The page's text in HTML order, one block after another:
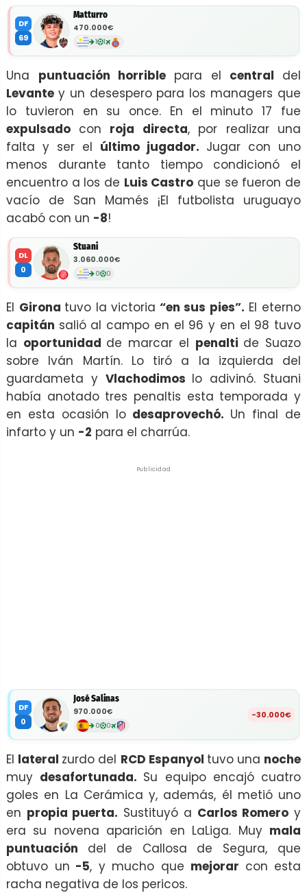
DF
69
Matturro
470.000€
1 1
Una puntuación horrible para el central del
Levante y un desespero para los managers que
lo tuvieron en su once. En el minuto 17 fue
expulsado con roja directa, por realizar una
falta y ser el último jugador. Jugar con uno
menos durante tanto tiempo condicionó el
encuentro a los de Luis Castro que se fueron de
vacío de San Mamés ¡El futbolista uruguayo
acabó con un -8!
DL
0
Stuani
3.060.000€
0 0
El Girona tuvo la victoria “en sus pies”. El eterno
capitán salió al campo en el 96 y en el 98 tuvo
la oportunidad de marcar el penalti de Suazo
sobre Iván Martín. Lo tiró a la izquierda del
guardameta y Vlachodimos lo adivinó. Stuani
había anotado tres penaltis esta temporada y
en esta ocasión lo desaprovechó. Un final de
infarto y un -2 para el charrúa.
Publicidad
DF
0
José Salinas
970.000€
0 0
-30.000€
El lateral zurdo del RCD Espanyol tuvo una noche
muy desafortunada. Su equipo encajó cuatro
goles en La Cerámica y, además, él metió uno
en propia puerta. Sustituyó a Carlos Romero y
era su novena aparición en LaLiga. Muy mala
puntuación del de Callosa de Segura, que
obtuvo un -5, y mucho que mejorar con esta
racha negativa de los pericos.